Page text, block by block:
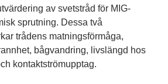
av svetstråd för MIG-
sprutning. Dessa två
trådens matningsförmåga,
bågvandring, livslängd hos
kontaktströmupptag.